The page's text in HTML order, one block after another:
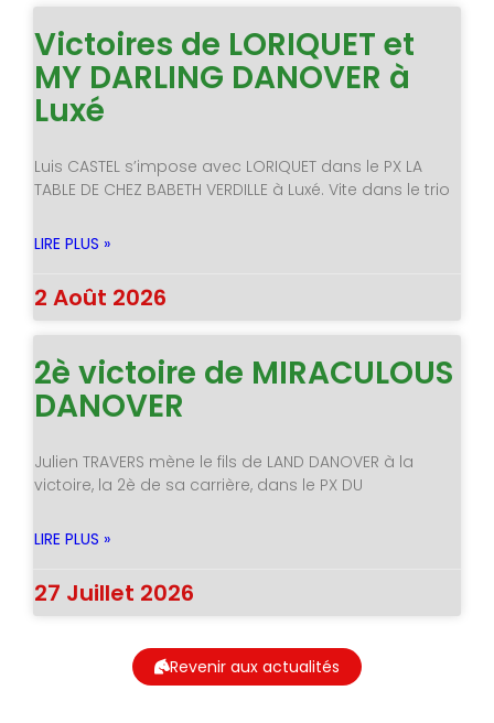
Victoires de LORIQUET et
MY DARLING DANOVER à
Luxé
Luis CASTEL s’impose avec LORIQUET dans le PX LA
TABLE DE CHEZ BABETH VERDILLE à Luxé. Vite dans le trio
LIRE PLUS »
2 Août 2026
2è victoire de MIRACULOUS
DANOVER
Julien TRAVERS mène le fils de LAND DANOVER à la
victoire, la 2è de sa carrière, dans le PX DU
LIRE PLUS »
27 Juillet 2026
Revenir aux actualités